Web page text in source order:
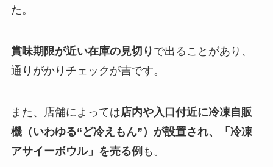
た。
賞味期限が近い在庫の見切り で出ることがあり、
通りがかりチェックが吉です。
また、店舗によっては店内や入口付近に冷凍自販
機（いわゆる“ど冷えもん”） が設置され、
「冷凍
アサイーボウル」を売る例 も。